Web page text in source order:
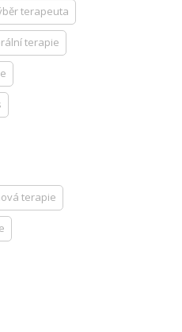
terapeuta
terapie
terapie